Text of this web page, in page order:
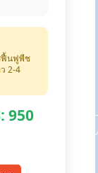
ฟื้นฟูพืช
2-4
950